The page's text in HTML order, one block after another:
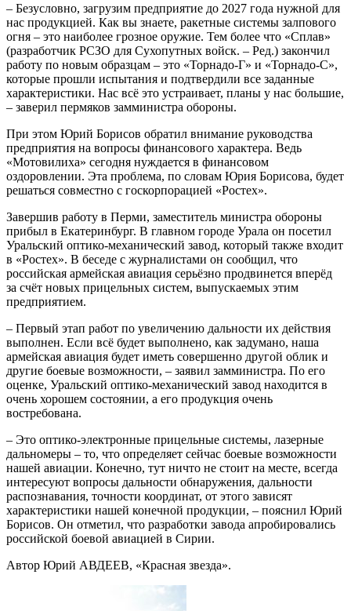
– Безусловно, загрузим предприятие до 2027 года нужной для
нас продукцией. Как вы знаете, ракетные системы залпового
огня – это наиболее грозное оружие. Тем более что «Сплав»
(разработчик РСЗО для Сухопутных войск. – Ред.) закончил
работу по новым образцам – это «Торнадо-Г» и «Торнадо-С»,
которые прошли испытания и подтвердили все заданные
характеристики. Нас всё это устраивает, планы у нас большие,
– заверил пермяков замминистра обороны.
При этом Юрий Борисов обратил внимание руководства
предприятия на вопросы финансового характера. Ведь
«Мотовилиха» сегодня нуждается в финансовом
оздоровлении. Эта проблема, по словам Юрия Борисова, будет
решаться совместно с госкорпорацией «Ростех».
Завершив работу в Перми, заместитель министра обороны
прибыл в Екатеринбург. В главном городе Урала он посетил
Уральский оптико-механический завод, который также входит
в «Ростех». В беседе с журналистами он сообщил, что
российская армейская авиация серьёзно продвинется вперёд
за счёт новых прицельных систем, выпускаемых этим
предприятием.
– Первый этап работ по увеличению дальности их действия
выполнен. Если всё будет выполнено, как задумано, наша
армейская авиация будет иметь совершенно другой облик и
другие боевые возможности, – заявил замминистра. По его
оценке, Уральский оптико-механический завод находится в
очень хорошем состоянии, а его продукция очень
востребована.
– Это оптико-электронные прицельные системы, лазерные
дальномеры – то, что определяет сейчас боевые возможности
нашей авиации. Конечно, тут ничто не стоит на месте, всегда
интересуют вопросы дальности обнаружения, дальности
распознавания, точности координат, от этого зависят
характеристики нашей конечной продукции, – пояснил Юрий
Борисов. Он отметил, что разработки завода апробировались
российской боевой авиацией в Сирии.
Автор Юрий АВДЕЕВ, «Красная звезда».